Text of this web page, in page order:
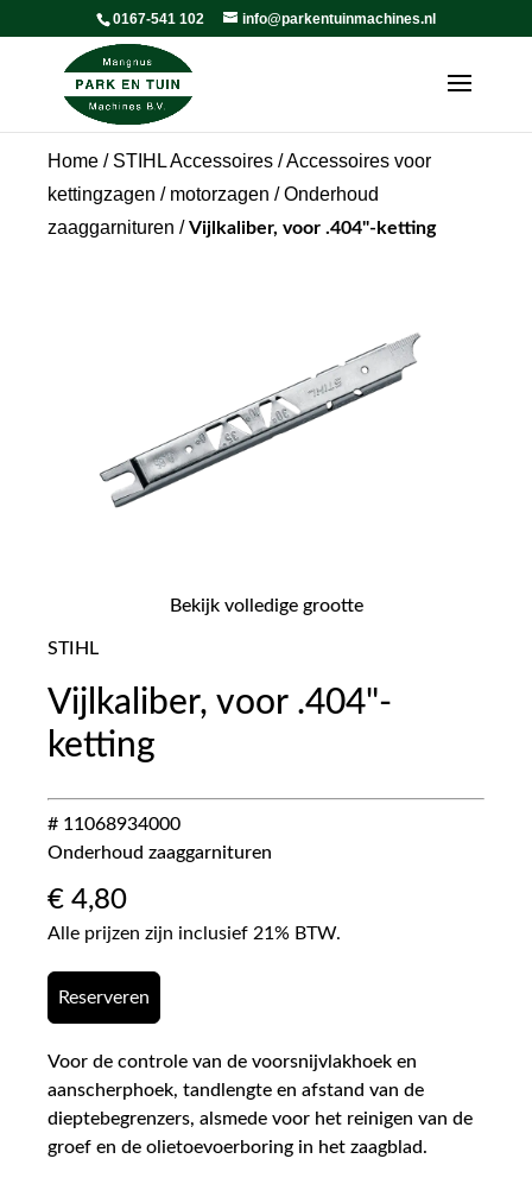
0167-541 102 info@parkentuinmachines.nl
Home / STIHL Accessoires /Accessoires voor
kettingzagen / motorzagen /Onderhoud
zaaggarnituren /Vijlkaliber, voor .404"-ketting
Bekijk volledige grootte
STIHL
Vijlkaliber, voor .404"-
ketting
# 11068934000
Onderhoud zaaggarnituren
€ 4,80
Alle prijzen zijn inclusief 21% BTW.
Reserveren
Voor de controle van de voorsnijvlakhoek en
aanscherphoek, tandlengte en afstand van de
dieptebegrenzers, alsmede voor het reinigen van de
groef en de olietoevoerboring in het zaagblad.